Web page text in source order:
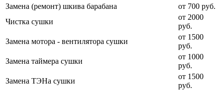
Замена (ремонт) шкива барабана
от 700 руб.
Чистка сушки
от 2000
руб.
Замена мотора - вентилятора сушки
от 1500
руб.
Замена таймера сушки
от 1000
руб.
Замена ТЭНа сушки
от 1500
руб.